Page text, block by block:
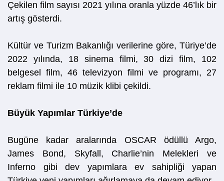
Çekilen film sayısı 2021 yılına oranla yüzde 46’lık bir
artış gösterdi.
Kültür ve Turizm Bakanlığı verilerine göre, Türiye’de
2022 yılında, 18 sinema filmi, 30 dizi film, 102
belgesel film, 46 televizyon filmi ve programı, 27
reklam filmi ile 10 müzik klibi çekildi.
Büyük Yapımlar Türkiye’de
Bugüne kadar aralarında OSCAR ödüllü Argo,
James Bond, Skyfall, Charlie’nin Melekleri ve
Inferno gibi dev yapımlara ev sahipliği yapan